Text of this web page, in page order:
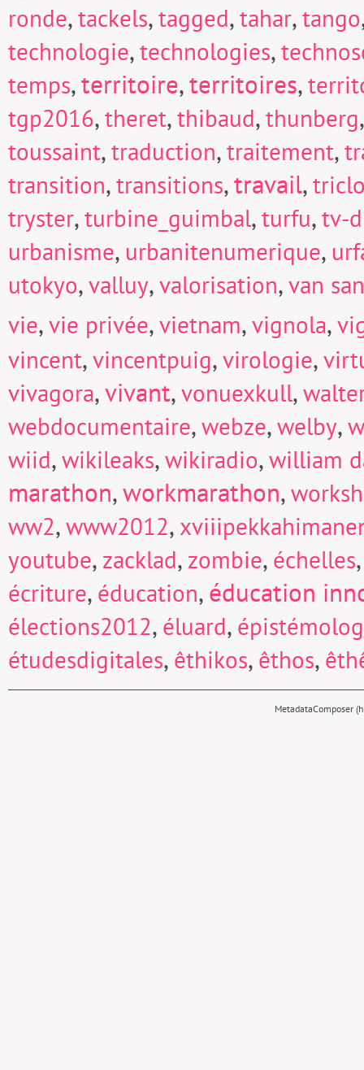
ronde,tackels,tagged,tahar,tango
technologie,technologies,
temps,territoire,territoires,
tgp2016,theret,thibaud,thunberg
toussaint,traduction,traitement,
transition,transitions,travail,
tryster,turbine_guimbal,turfu,tv-
urbanisme, urbanitenumerique,
utokyo,valluy,valorisation,van
vie,vie privée,vietnam,vignola,
vincent,vincentpuig,virologie,
vivagora,vivant,vonuexkull,
webdocumentaire,webze,welby,
wiid,wikileaks,wikiradio,william
marathon,workmarathon,
ww2,www2012,
youtube, zacklad, zombie, échelles
écriture, éducation,éducation
élections2012, éluard,
étudesdigitales, êthikos, êthos,
MetadataComposer